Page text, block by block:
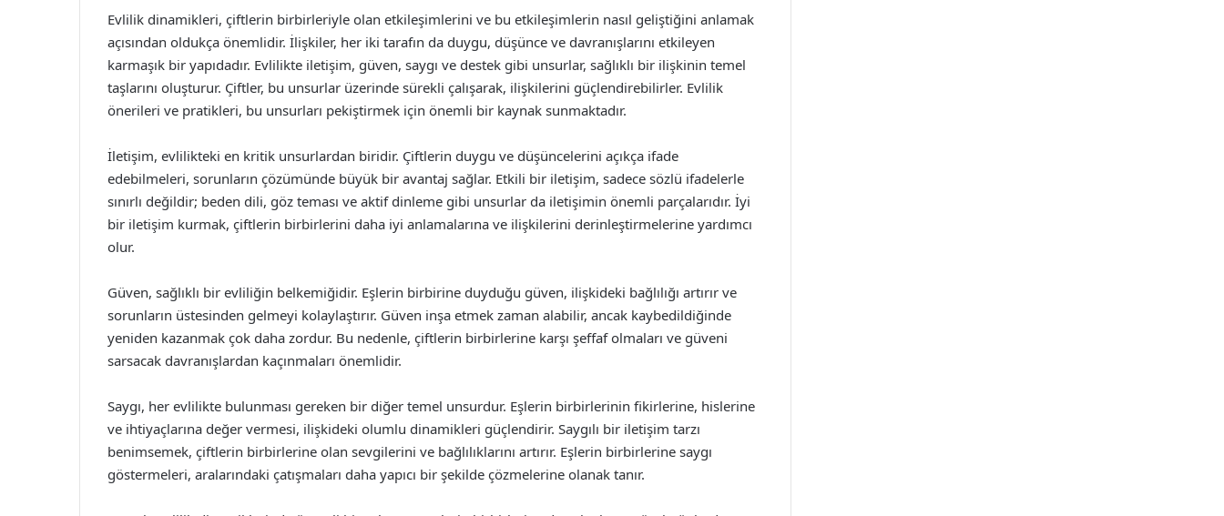
Evlilik dinamikleri, çiftlerin birbirleriyle olan etkileşimlerini ve bu etkileşimlerin nasıl geliştiğini anlamak
açısından oldukça önemlidir. İlişkiler, her iki tarafın da duygu, düşünce ve davranışlarını etkileyen
karmaşık bir yapıdadır. Evlilikte iletişim, güven, saygı ve destek gibi unsurlar, sağlıklı bir ilişkinin temel
taşlarını oluşturur. Çiftler, bu unsurlar üzerinde sürekli çalışarak, ilişkilerini güçlendirebilirler. Evlilik
önerileri ve pratikleri, bu unsurları pekiştirmek için önemli bir kaynak sunmaktadır.
İletişim, evlilikteki en kritik unsurlardan biridir. Çiftlerin duygu ve düşüncelerini açıkça ifade
edebilmeleri, sorunların çözümünde büyük bir avantaj sağlar. Etkili bir iletişim, sadece sözlü ifadelerle
sınırlı değildir; beden dili, göz teması ve aktif dinleme gibi unsurlar da iletişimin önemli parçalarıdır. İyi
bir iletişim kurmak, çiftlerin birbirlerini daha iyi anlamalarına ve ilişkilerini derinleştirmelerine yardımcı
olur.
Güven, sağlıklı bir evliliğin belkemiğidir. Eşlerin birbirine duyduğu güven, ilişkideki bağlılığı artırır ve
sorunların üstesinden gelmeyi kolaylaştırır. Güven inşa etmek zaman alabilir, ancak kaybedildiğinde
yeniden kazanmak çok daha zordur. Bu nedenle, çiftlerin birbirlerine karşı şeffaf olmaları ve güveni
sarsacak davranışlardan kaçınmaları önemlidir.
Saygı, her evlilikte bulunması gereken bir diğer temel unsurdur. Eşlerin birbirlerinin fikirlerine, hislerine
ve ihtiyaçlarına değer vermesi, ilişkideki olumlu dinamikleri güçlendirir. Saygılı bir iletişim tarzı
benimsemek, çiftlerin birbirlerine olan sevgilerini ve bağlılıklarını artırır. Eşlerin birbirlerine saygı
göstermeleri, aralarındaki çatışmaları daha yapıcı bir şekilde çözmelerine olanak tanır.